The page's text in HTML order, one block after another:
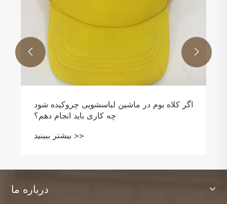
اگر کلاه بوم در ماشین لباسشویی چروکیده شود
چه کاری باید انجام دهم؟
بیشتر ببینید >>
 
درباره ما